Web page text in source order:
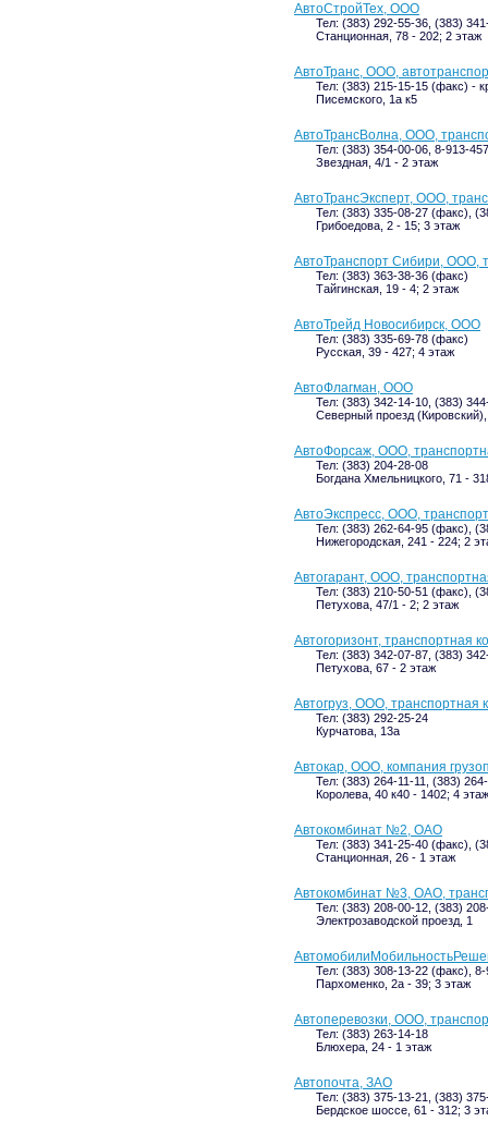
АвтоСтройТех, ООО
Тел: (383) 292-55-36, (383)
Станционная, 78 - 202; 2 этаж
АвтоТранс, ООО,
Тел: (383) 215-15-15 (факс) -
Писемского, 1а к5
АвтоТрансВолна, ООО,
Тел: (383) 354-00-06, 8-913-
Звездная, 4/1 - 2 этаж
АвтоТрансЭксперт, ООО,
Тел: (383) 335-08-27 (факс),
Грибоедова, 2 - 15; 3 этаж
АвтоТранспорт Сибири, ООО,
Тел: (383) 363-38-36 (факс)
Тайгинская, 19 - 4; 2 этаж
АвтоТрейд Новосибирск, ООО
Тел: (383) 335-69-78 (факс)
Русская, 39 - 427; 4 этаж
АвтоФлагман, ООО
Тел: (383) 342-14-10, (383)
Северный проезд
АвтоФорсаж, ООО,
Тел: (383) 204-28-08
Богдана Хмельницкого, 71 -
АвтоЭкспресс, ООО,
Тел: (383) 262-64-95 (факс),
Нижегородская, 241 - 224; 2
Автогарант, ООО,
Тел: (383) 210-50-51 (факс),
Петухова, 47/1 - 2; 2 этаж
Автогоризонт, транспортная
Тел: (383) 342-07-87, (383)
Петухова, 67 - 2 этаж
Автогруз, ООО, транспортная
Тел: (383) 292-25-24
Курчатова, 13а
Автокар, ООО, компания
Тел: (383) 264-11-11, (383)
Королева, 40 к40 - 1402; 4 этаж
Автокомбинат №2, ОАО
Тел: (383) 341-25-40 (факс),
Станционная, 26 - 1 этаж
Автокомбинат №3, ОАО,
Тел: (383) 208-00-12, (383)
Электрозаводской проезд, 1
Тел: (383) 308-13-22 (факс),
Пархоменко, 2а - 39; 3 этаж
Автоперевозки, ООО,
Тел: (383) 263-14-18
Блюхера, 24 - 1 этаж
Автопочта, ЗАО
Тел: (383) 375-13-21, (383)
Бердское шоссе, 61 - 312; 3